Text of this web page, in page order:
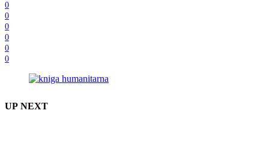
0
0
0
0
0
0
UP NEXT